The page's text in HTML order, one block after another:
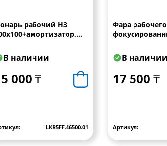
рабочий Н3
стекло WESEM
В наличии
000 ₸
LKR5FF.46500.01
Фара рабочего
В наличии
17 500 ₸
Артикул: